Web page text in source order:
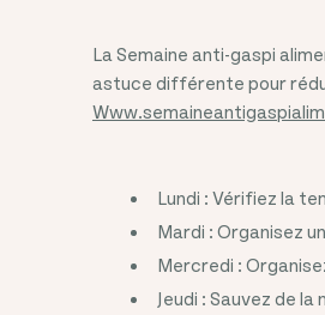
La Semaine anti-gaspi
astuce différente pour
Lundi : Vérifiez la
Mardi : Organisez
Mercredi :
Jeudi : Sauvez de